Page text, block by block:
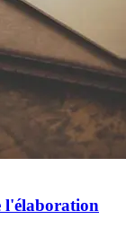
l'élaboration